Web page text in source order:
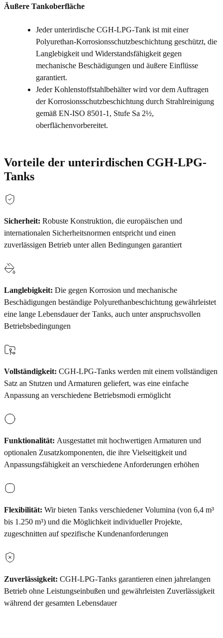
Äußere Tankoberfläche
Jeder unterirdische CGH-LPG-Tank ist mit einer
Polyurethan-Korrosionsschutzbeschichtung geschützt, die
Langlebigkeit und Widerstandsfähigkeit gegen
mechanische Beschädigungen und äußere Einflüsse
garantiert.
Jeder Kohlenstoffstahlbehälter wird vor dem Auftragen
der Korrosionsschutzbeschichtung durch Strahlreinigung
gemäß EN-ISO 8501-1, Stufe Sa 2½,
oberflächenvorbereitet.
Vorteile der unterirdischen CGH-LPG-
Tanks
Sicherheit: Robuste Konstruktion, die europäischen und
internationalen Sicherheitsnormen entspricht und einen
zuverlässigen Betrieb unter allen Bedingungen garantiert
Langlebigkeit: Die gegen Korrosion und mechanische
Beschädigungen beständige Polyurethanbeschichtung gewährleistet
eine lange Lebensdauer der Tanks, auch unter anspruchsvollen
Betriebsbedingungen
Vollständigkeit: CGH-LPG-Tanks werden mit einem vollständigen
Satz an Stutzen und Armaturen geliefert, was eine einfache
Anpassung an verschiedene Betriebsmodi ermöglicht
Funktionalität: Ausgestattet mit hochwertigen Armaturen und
optionalen Zusatzkomponenten, die ihre Vielseitigkeit und
Anpassungsfähigkeit an verschiedene Anforderungen erhöhen
Flexibilität: Wir bieten Tanks verschiedener Volumina (von 6,4 m³
bis 1.250 m³) und die Möglichkeit individueller Projekte,
zugeschnitten auf spezifische Kundenanforderungen
Zuverlässigkeit: CGH-LPG-Tanks garantieren einen jahrelangen
Betrieb ohne Leistungseinbußen und gewährleisten Zuverlässigkeit
während der gesamten Lebensdauer